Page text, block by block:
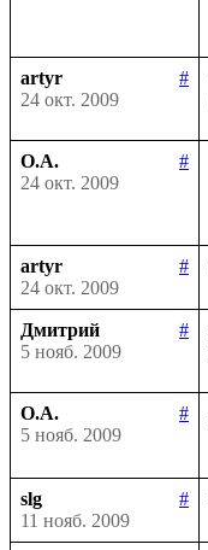
artyr
#
24 окт. 2009
О.А.
#
24 окт. 2009
artyr
#
24 окт. 2009
Дмитрий
#
5 нояб. 2009
О.А.
#
5 нояб. 2009
slg
#
11 нояб. 2009